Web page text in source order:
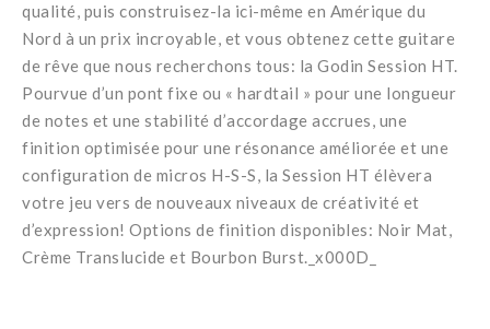
qualité, puis construisez-la ici-même en Amérique du
Nord à un prix incroyable, et vous obtenez cette guitare
de rêve que nous recherchons tous: la Godin Session HT.
Pourvue d’un pont fixe ou « hardtail » pour une longueur
de notes et une stabilité d’accordage accrues, une
finition optimisée pour une résonance améliorée et une
configuration de micros H-S-S, la Session HT élèvera
votre jeu vers de nouveaux niveaux de créativité et
d’expression! Options de finition disponibles: Noir Mat,
Crème Translucide et Bourbon Burst._x000D_